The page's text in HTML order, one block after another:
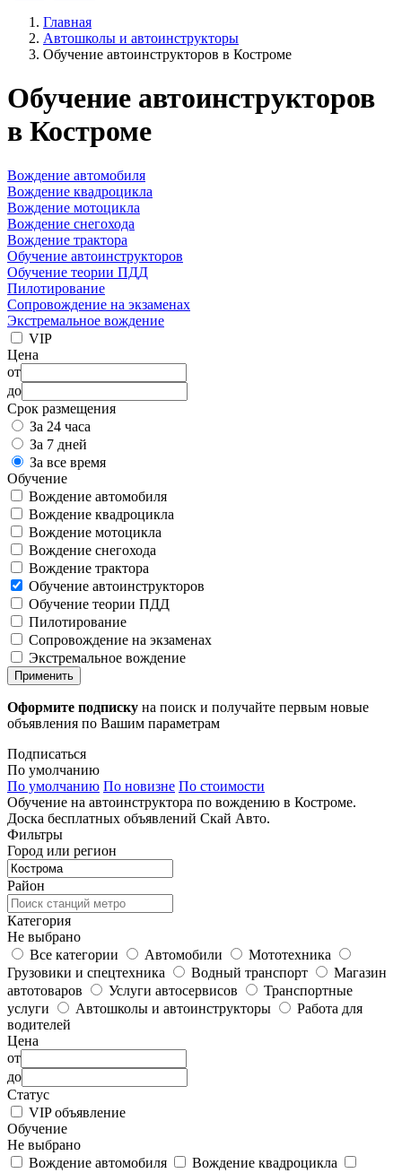
Главная
Автошколы и автоинструкторы
Обучение автоинструкторов в Костроме
Обучение автоинструкторов
в Костроме
Вождение автомобиля
Вождение квадроцикла
Вождение мотоцикла
Вождение снегохода
Вождение трактора
Обучение автоинструкторов
Обучение теории ПДД
Пилотирование
Сопровождение на экзаменах
Экстремальное вождение
VIP
Цена
от
до
Срок размещения
За 24 часа
За 7 дней
За все время
Обучение
Вождение автомобиля
Вождение квадроцикла
Вождение мотоцикла
Вождение снегохода
Вождение трактора
Обучение автоинструкторов
Обучение теории ПДД
Пилотирование
Сопровождение на экзаменах
Экстремальное вождение
Применить
Оформите подписку на поиск и получайте первым новые
объявления по Вашим параметрам
Подписаться
По умолчанию
По умолчанию По новизне По стоимости
Обучение на автоинструктора по вождению в Костроме.
Доска бесплатных объявлений Скай Авто.
Фильтры
Город или регион
Район
Категория
Не выбрано
Все категории
Автомобили
Мототехника
Грузовики и спецтехника
Водный транспорт
Магазин
автотоваров
Услуги автосервисов
Транспортные
услуги
Автошколы и автоинструкторы
Работа для
водителей
Цена
от
до
Статус
VIP объявление
Обучение
Не выбрано
Вождение автомобиля
Вождение квадроцикла